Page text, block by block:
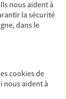
l'abri d'un
et vos
nous aident à
la sécurité
dans le
cookiesde
nous aident à